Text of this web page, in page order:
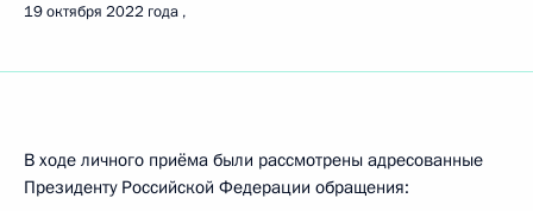
19 октября 2022 года
В ходе личного приёма были рассмотрены адресованные
Президенту Российской Федерации обращения: